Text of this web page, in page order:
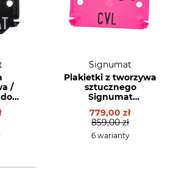
/
Signumat
Plakietki z tworzywa
sztucznego
Signumat
Colourlinie typ 02
779,00 zł
859,00 zł
6 warianty